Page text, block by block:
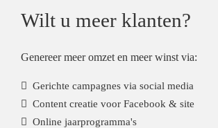
Wilt u meer klanten?
Genereer meer omzet en meer winst via:
Gerichte campagnes via social media
Content creatie voor Facebook & site
Online jaarprogramma's